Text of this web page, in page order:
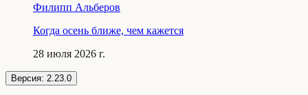
Филипп Альберов
Когда осень ближе, чем кажется
28 июля 2026 г.
Версия: 2.23.0